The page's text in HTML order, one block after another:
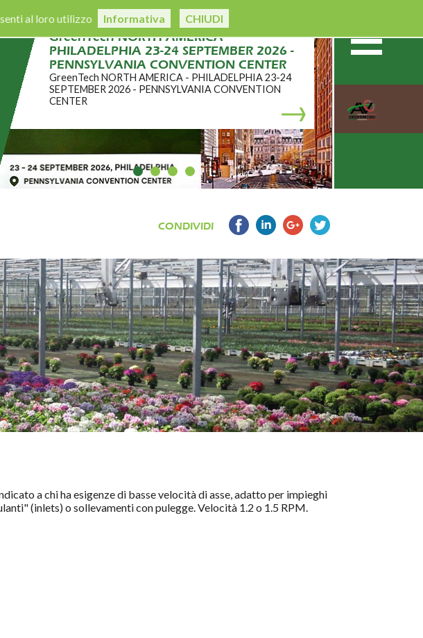
al loro utilizzo Informativa CHIUDI
CERTIFICATO CRIBIS
CONDIVIDI
a chi ha esigenze di basse velocità di asse, adatto per impieghi
(inlets) o sollevamenti con pulegge. Velocità 1.2 o 1.5 RPM.